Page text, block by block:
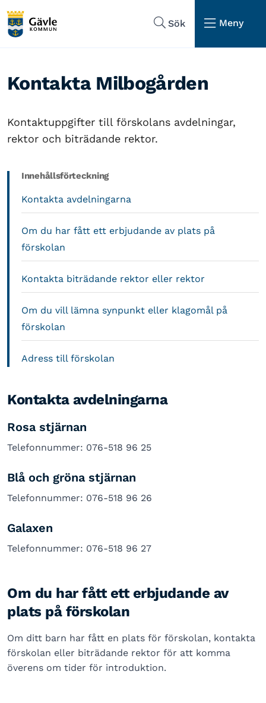
Sök
Meny
Kontakta Milbogården
Kontaktuppgifter till förskolans avdelningar,
rektor och biträdande rektor.
Innehållsförteckning
Kontakta avdelningarna
Om du har fått ett erbjudande av plats på
förskolan
Kontakta biträdande rektor eller rektor
Om du vill lämna synpunkt eller klagomål på
förskolan
Adress till förskolan
Kontakta avdelningarna
Rosa stjärnan
Telefonnummer: 076-518 96 25
Blå och gröna stjärnan
Telefonnummer: 076-518 96 26
Galaxen
Telefonnummer: 076-518 96 27
Om du har fått ett erbjudande av
plats på förskolan
Om ditt barn har fått en plats för förskolan, kontakta
förskolan eller biträdande rektor för att komma
överens om tider för introduktion.